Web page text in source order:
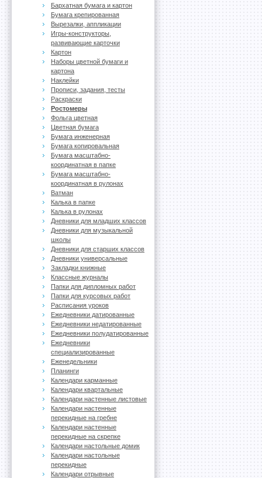
Бархатная бумага и картон
Бумага крепированная
Вырезалки, аппликации
Игры-конструкторы,
развивающие карточки
Картон
Наборы цветной бумаги и
картона
Наклейки
Прописи, задания, тесты
Раскраски
Ростомеры
Фольга цветная
Цветная бумага
Бумага инженерная
Бумага копировальная
Бумага масштабно-
координатная в папке
Бумага масштабно-
координатная в рулонах
Ватман
Калька в папке
Калька в рулонах
Дневники для младших классов
Дневники для музыкальной
школы
Дневники для старших классов
Дневники универсальные
Закладки книжные
Классные журналы
Папки для дипломных работ
Папки для курсовых работ
Расписания уроков
Ежедневники датированные
Ежедневники недатированные
Ежедневники полудатированные
Ежедневники
специализированные
Еженедельники
Планинги
Календари карманные
Календари квартальные
Календари настенные листовые
Календари настенные
перекидные на гребне
Календари настенные
перекидные на скрепке
Календари настольные домик
Календари настольные
перекидные
Календари отрывные